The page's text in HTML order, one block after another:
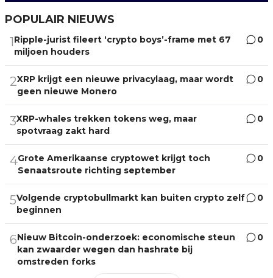
POPULAIR NIEUWS
1Ripple-jurist fileert ‘crypto boys’-frame met 67
miljoen houders
0
2XRP krijgt een nieuwe privacylaag, maar wordt
geen nieuwe Monero
0
3XRP-whales trekken tokens weg, maar
spotvraag zakt hard
0
4Grote Amerikaanse cryptowet krijgt toch
Senaatsroute richting september
0
5Volgende cryptobullmarkt kan buiten crypto zelf
beginnen
0
6Nieuw Bitcoin-onderzoek: economische steun
kan zwaarder wegen dan hashrate bij
omstreden forks
0